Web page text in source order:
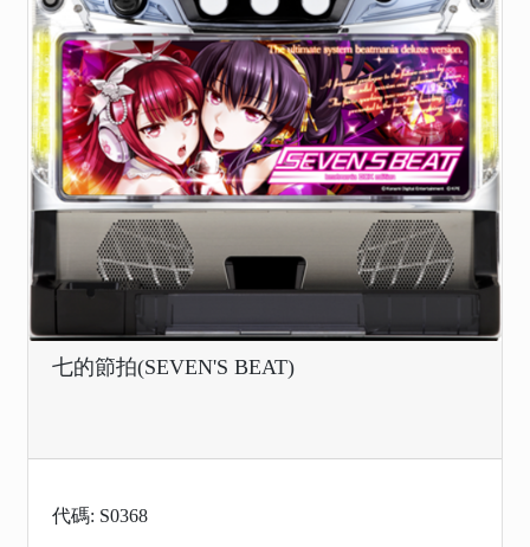
七的節拍(SEVEN'S BEAT)
代碼: S0368